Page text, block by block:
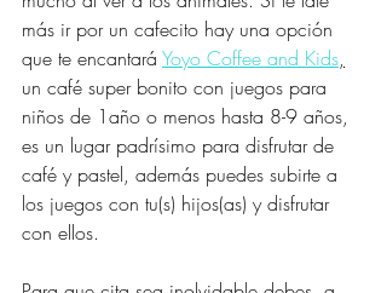
más ir por un cafecito hay una opción
que te encantará Yoyo Coffee and Kids,
un café super bonito con juegos para
niños de 1año o menos hasta 8-9 años,
es un lugar padrísimo para disfrutar de
café y pastel, además puedes subirte a
los juegos con tu(s) hijos(as) y disfrutar
con ellos.